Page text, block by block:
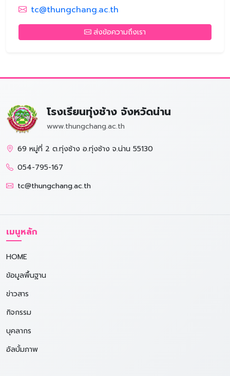
tc@thungchang.ac.th
ส่งข้อความถึงเรา
โรงเรียนทุ่งช้าง จังหวัดน่าน
www.thungchang.ac.th
69 หมู่ที่ 2 ต.ทุ่งช้าง อ.ทุ่งช้าง จ.น่าน 55130
054-795-167
tc@thungchang.ac.th
เมนูหลัก
HOME
ข้อมูลพื้นฐาน
ข่าวสาร
กิจกรรม
บุคลากร
อัลบั้มภาพ